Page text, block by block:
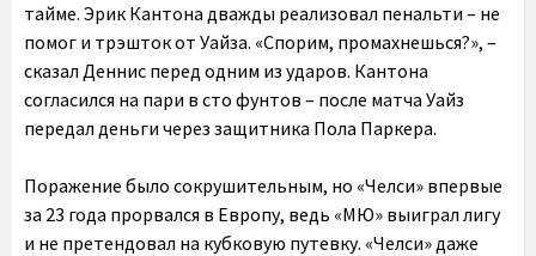
тайме. Эрик Кантона дважды реализовал пенальти – не
помог и трэшток от Уайза. «Спорим, промахнешься?», –
сказал Деннис перед одним из ударов. Кантона
согласился на пари в сто фунтов – после матча Уайз
передал деньги через защитника Пола Паркера.
Поражение было сокрушительным, но «Челси» впервые
за 23 года прорвался в Европу, ведь «МЮ» выиграл лигу
и не претендовал на кубковую путевку. «Челси» даже